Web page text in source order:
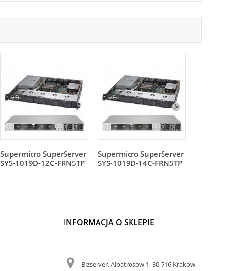
Supermicro SuperServer
SYS-1019D-12C-FRN5TP
Supermicro SuperServer
SYS-1019D-14C-FRN5TP
INFORMACJA O SKLEPIE
Bizserver, Albatrosów 1, 30-716 Kraków,